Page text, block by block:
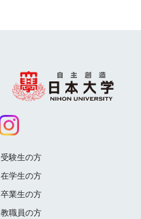
受験生の方
在学生の方
卒業生の方
教職員の方